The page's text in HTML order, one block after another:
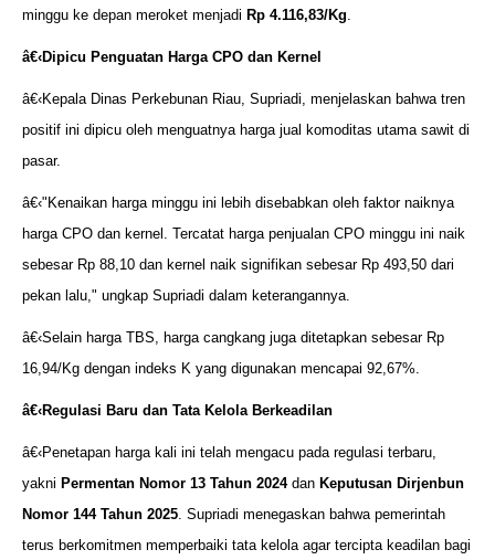
minggu ke depan meroket menjadi Rp 4.116,83/Kg.
â€‹Dipicu Penguatan Harga CPO dan Kernel
â€‹Kepala Dinas Perkebunan Riau, Supriadi, menjelaskan bahwa tren
positif ini dipicu oleh menguatnya harga jual komoditas utama sawit di
pasar.
â€‹"Kenaikan harga minggu ini lebih disebabkan oleh faktor naiknya
harga CPO dan kernel. Tercatat harga penjualan CPO minggu ini naik
sebesar Rp 88,10 dan kernel naik signifikan sebesar Rp 493,50 dari
pekan lalu," ungkap Supriadi dalam keterangannya.
â€‹Selain harga TBS, harga cangkang juga ditetapkan sebesar Rp
16,94/Kg dengan indeks K yang digunakan mencapai 92,67%.
â€‹Regulasi Baru dan Tata Kelola Berkeadilan
â€‹Penetapan harga kali ini telah mengacu pada regulasi terbaru,
yakni Permentan Nomor 13 Tahun 2024dan Keputusan Dirjenbun
Nomor 144 Tahun 2025. Supriadi menegaskan bahwa pemerintah
terus berkomitmen memperbaiki tata kelola agar tercipta keadilan bagi